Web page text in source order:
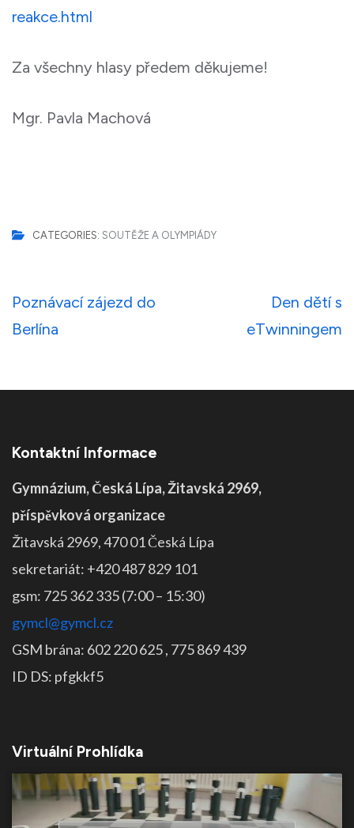
reakce.html
Za všechny hlasy předem děkujeme!
Mgr. Pavla Machová
CATEGORIES: SOUTĚŽE A OLYMPIÁDY
Navigace
pro
Poznávací zájezd do
Berlína
Den dětí s
eTwinningem
Kontaktní Informace
Gymnázium, Česká Lípa, Žitavská 2969,
příspěvková organizace
Žitavská 2969, 470 01 Česká Lípa
sekretariát: +420 487 829 101
gsm: 725 362 335 (7:00 – 15:30)
gymcl@gymcl.cz
GSM brána: 602 220 625 , 775 869 439
ID DS: pfgkkf5
Virtuální Prohlídka